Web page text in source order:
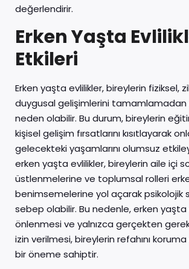
değerlendirir.
Erken Yaşta
Etkileri
Erken yaşta evlilikler, bireylerin fiziksel,
duygusal gelişimlerini tamamlamadan
neden olabilir. Bu durum, bireylerin
kişisel gelişim fırsatlarını kısıtlayarak
gelecekteki yaşamlarını olumsuz
erken yaşta evlilikler, bireylerin aile içi
üstlenmelerine ve toplumsal rolleri
benimsemelerine yol açarak psikolojik
sebep olabilir. Bu nedenle, erken yaşta
önlenmesi ve yalnızca gerçekten
izin verilmesi, bireylerin refahını koruma
bir öneme sahiptir.